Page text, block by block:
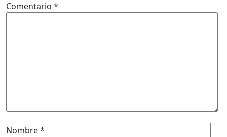
Comentario *
Nombre*